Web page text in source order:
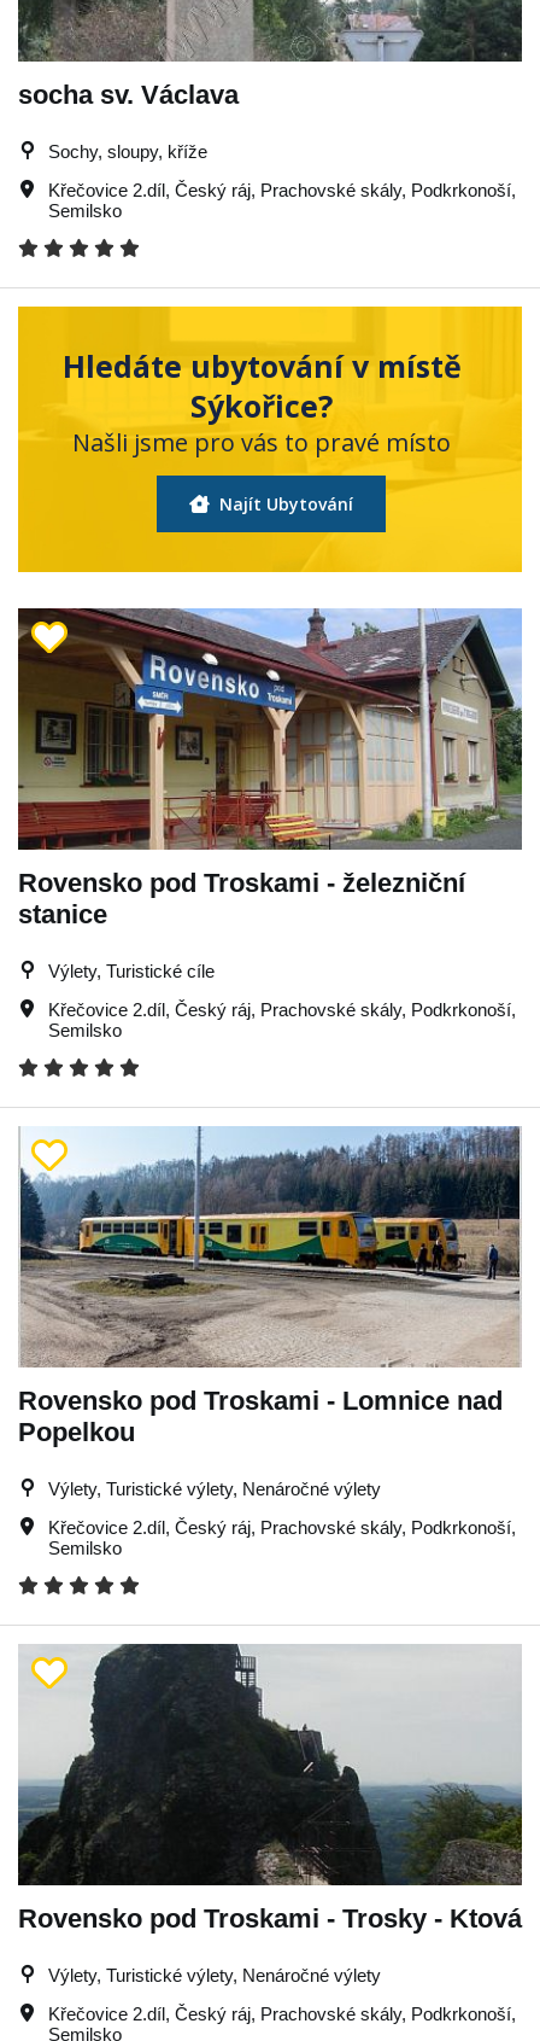
socha sv. Václava
Sochy, sloupy, kříže
Křečovice 2.díl, Český ráj, Prachovské skály, Podkrkonoší,
Semilsko
Hledáte ubytování v místě
Sýkořice?
Našli jsme pro vás to pravé místo
Najít Ubytování
Rovensko pod Troskami - železniční
stanice
Výlety, Turistické cíle
Křečovice 2.díl, Český ráj, Prachovské skály, Podkrkonoší,
Semilsko
Rovensko pod Troskami - Lomnice nad
Popelkou
Výlety, Turistické výlety, Nenáročné výlety
Křečovice 2.díl, Český ráj, Prachovské skály, Podkrkonoší,
Semilsko
Rovensko pod Troskami - Trosky - Ktová
Výlety, Turistické výlety, Nenáročné výlety
Křečovice 2.díl, Český ráj, Prachovské skály, Podkrkonoší,
Semilsko